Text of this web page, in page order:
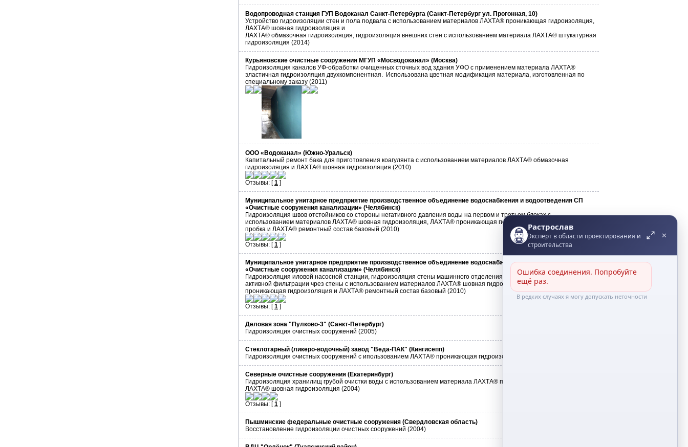
Водопроводная станция ГУП Водоканал Санкт-Петербурга (Санкт-Петербург ул. Прогонная, 10)
Устройство гидроизоляции стен и пола подвала с использованием материалов ЛАХТА® проникающая гидроизоляция,
ЛАХТА® шовная гидроизоляция и
ЛАХТА® обмазочная гидроизоляция, гидроизоляция внешних стен с использованием материала ЛАХТА® штукатурная
гидроизоляция (2014)
Курьяновские очистные сооружения МГУП «Мосводоканал» (Москва)
Гидроизоляция каналов УФ-обработки очищенных сточных вод здания УФО с применением материала ЛАХТА®
эластичная гидроизоляция двухкомпонентная. Использована цветная модификация материала, изготовленная по
специальному заказу (2011)
ООО «Водоканал» (Южно-Уральск)
Капитальный ремонт бака для приготовления коагулянта с использованием материалов ЛАХТА® обмазочная
гидроизоляция и ЛАХТА® шовная гидроизоляция (2010)
Отзывы: [1 ]
Муниципальное унитарное предприятие производственное объединение водоснабжения и водоотведения СП
«Очистные сооружения канализации» (Челябинск)
Гидроизоляция швов отстойников со стороны негативного давления воды на первом и третьем блоках с
использованием материалов ЛАХТА® шовная гидроизоляция, ЛАХТА® проникающая гидроизоляция, ЛАХТА® водяная
пробка и ЛАХТА® ремонтный состав базовый (2010)
Отзывы: [1 ]
Муниципальное унитарное предприятие производственное объединение водоснабжения и водоотведения СП
«Очистные сооружения канализации» (Челябинск)
Гидроизоляция иловой насосной станции, гидроизоляция стены машинного отделения от приемника ила, устранение
активной фильтрации чрез стены с использованием материалов ЛАХТА® шовная гидроизоляция, ЛАХТА®
проникающая гидроизоляция и ЛАХТА® ремонтный состав базовый (2010)
Отзывы: [1 ]
Деловая зона "Пулково-3" (Санкт-Петербург)
Гидроизоляция очистных сооружений (2005)
Стеклотарный (ликеро-водочный) завод "Веда-ПАК" (Кингисепп)
Гидроизоляция очистных сооружений с ипользованием ЛАХТА® проникающая гидроизоляция (2005)
Северные очистные сооружения (Екатеринбург)
Гидроизоляция хранилищ грубой очистки воды с использованием материала ЛАХТА® проникающая гидроизоляция и
ЛАХТА® шовная гидроизоляция (2004)
Отзывы: [1 ]
Пышминские федеральные очистные сооружения (Свердловская область)
Восстановление гидроизоляции очистных сооружений (2004)
Растрослав
Эксперт в области проектирования и
строительства
✕
Ошибка соединения. Попробуйте
ещё раз.
В редких случаях я могу допускать неточности